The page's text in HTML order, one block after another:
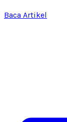
Baca Artikel